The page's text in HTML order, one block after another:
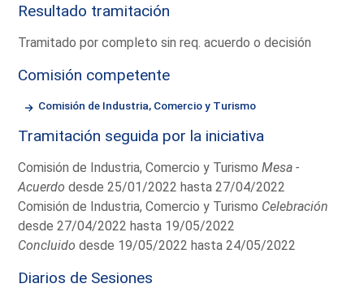
Resultado tramitación
Tramitado por completo sin req. acuerdo o decisión
Comisión competente
Comisión de Industria, Comercio y Turismo
Tramitación seguida por la iniciativa
Comisión de Industria, Comercio y TurismoMesa -
Acuerdo desde 25/01/2022 hasta 27/04/2022
Comisión de Industria, Comercio y Turismo Celebración
desde 27/04/2022 hasta 19/05/2022
Concluido desde 19/05/2022 hasta 24/05/2022
Diarios de Sesiones